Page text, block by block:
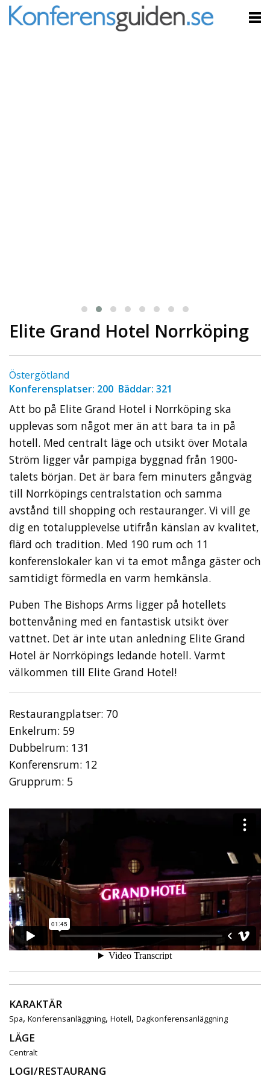
Elite Grand Hotel Norrköping
Östergötland
Konferensplatser: 200 Bäddar: 321
Att bo på Elite Grand Hotel i Norrköping ska
upplevas som något mer än att bara ta in på
hotell. Med centralt läge och utsikt över Motala
Ström ligger vår pampiga byggnad från 1900-
talets början. Det är bara fem minuters gångväg
till Norrköpings centralstation och samma
avstånd till shopping och restauranger. Vi vill ge
dig en totalupplevelse utifrån känslan av kvalitet,
flärd och tradition. Med 190 rum och 11
konferenslokaler kan vi ta emot många gäster och
samtidigt förmedla en varm hemkänsla.
Puben The Bishops Arms ligger på hotellets
bottenvåning med en fantastisk utsikt över
vattnet. Det är inte utan anledning Elite Grand
Hotel är Norrköpings ledande hotell. Varmt
välkommen till Elite Grand Hotel!
Restaurangplatser: 70
Enkelrum: 59
Dubbelrum: 131
Konferensrum: 12
Grupprum: 5
KARAKTÄR
Spa, Konferensanläggning, Hotell, Dagkonferensanläggning
LÄGE
Centralt
LOGI/RESTAURANG